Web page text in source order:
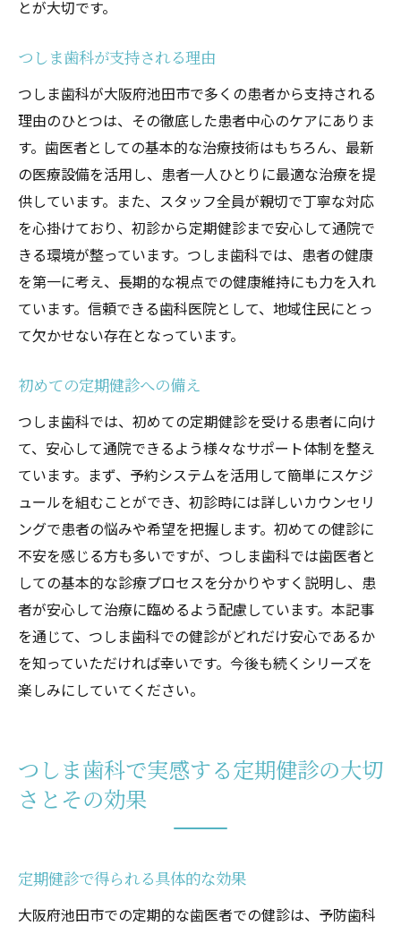
とが大切です。
つしま歯科が支持される理由
つしま歯科が大阪府池田市で多くの患者から支持される
理由のひとつは、その徹底した患者中心のケアにありま
す。歯医者としての基本的な治療技術はもちろん、最新
の医療設備を活用し、患者一人ひとりに最適な治療を提
供しています。また、スタッフ全員が親切で丁寧な対応
を心掛けており、初診から定期健診まで安心して通院で
きる環境が整っています。つしま歯科では、患者の健康
を第一に考え、長期的な視点での健康維持にも力を入れ
ています。信頼できる歯科医院として、地域住民にとっ
て欠かせない存在となっています。
初めての定期健診への備え
つしま歯科では、初めての定期健診を受ける患者に向け
て、安心して通院できるよう様々なサポート体制を整え
ています。まず、予約システムを活用して簡単にスケジ
ュールを組むことができ、初診時には詳しいカウンセリ
ングで患者の悩みや希望を把握します。初めての健診に
不安を感じる方も多いですが、つしま歯科では歯医者と
しての基本的な診療プロセスを分かりやすく説明し、患
者が安心して治療に臨めるよう配慮しています。本記事
を通じて、つしま歯科での健診がどれだけ安心であるか
を知っていただければ幸いです。今後も続くシリーズを
楽しみにしていてください。
つしま歯科で実感する定期健診の大切
さとその効果
定期健診で得られる具体的な効果
大阪府池田市での定期的な歯医者での健診は、予防歯科